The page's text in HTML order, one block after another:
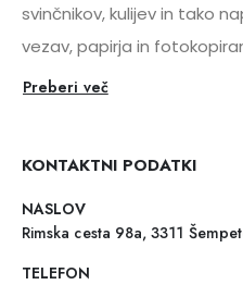
svinčnikov, kulijev in tako
vezav, papirja in
Preberi več
KONTAKTNI PODATKI
NASLOV
Rimska cesta 98a, 3311
TELEFON